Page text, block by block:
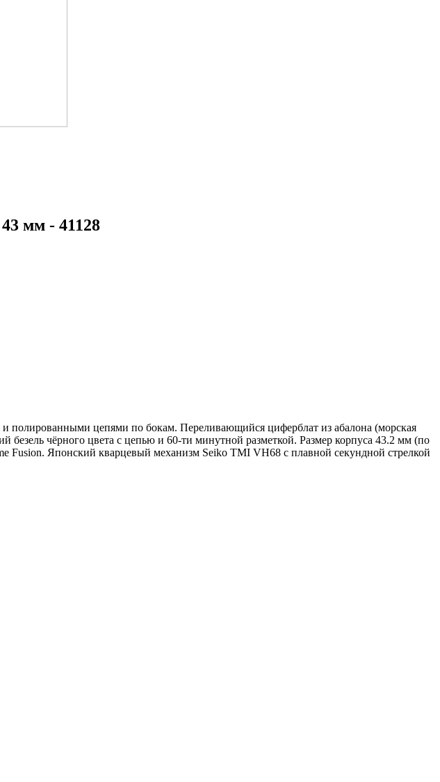
мм - 41128
полированными цепями по бокам. Переливающийся циферблат из абалона (морская
чёрного цвета с цепью и 60-ти минутной разметкой. Размер корпуса 43.2 мм (по
Fusion. Японский кварцевый механизм Seiko TMI VH68 с плавной секундной стрелкой